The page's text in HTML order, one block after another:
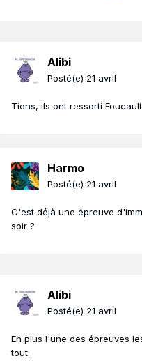
Alibi
Posté(e) 21 avril
Tiens, ils ont ressorti
Harmo
Posté(e) 21 avril
C'est déjà une épreuve
soir ?
Alibi
Posté(e) 21 avril
En plus l'une des épreuves
tout.